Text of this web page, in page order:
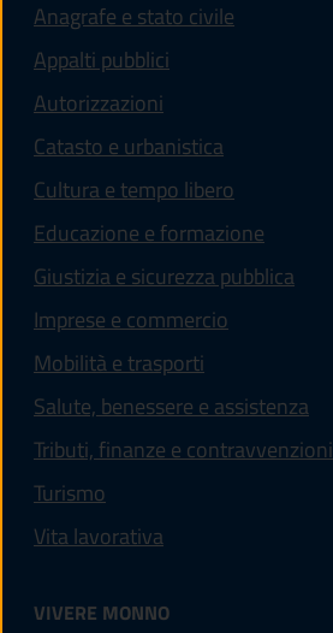
Anagrafe e stato civile
Appalti pubblici
Autorizzazioni
Catasto e urbanistica
Cultura e tempo libero
Educazione e formazione
Giustizia e sicurezza pubblica
Imprese e commercio
Mobilità e trasporti
Salute, benessere e assistenza
Tributi, finanze e contravvenzioni
Turismo
Vita lavorativa
VIVERE MONNO